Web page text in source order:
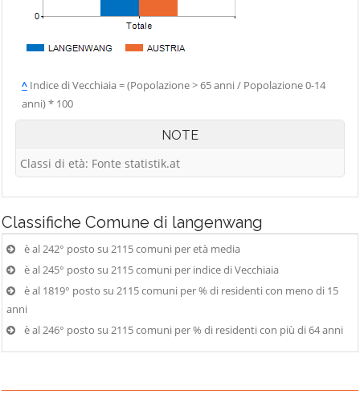
^ Indice di Vecchiaia = (Popolazione > 65 anni / Popolazione 0-14
anni) * 100
NOTE
Classi di età: Fonte statistik.at
Classifiche Comune di langenwang
è al 242° posto su 2115 comuni per età media
è al 245° posto su 2115 comuni per indice di Vecchiaia
è al 1819° posto su 2115 comuni per % di residenti con meno di 15
anni
è al 246° posto su 2115 comuni per % di residenti con più di 64 anni